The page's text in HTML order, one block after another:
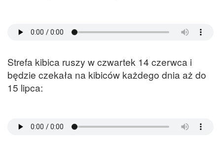
Strefa kibica ruszy w czwartek 14 czerwca i
będzie czekała na kibiców każdego dnia aż do
15 lipca: